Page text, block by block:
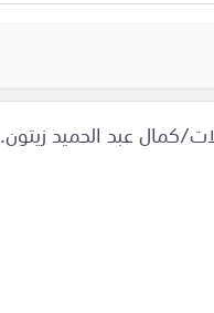
كمال عبد الحميد زيتون.